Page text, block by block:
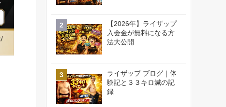
【2026年】ライザップ
入会金が無料になる方
法大公開
ライザップ ブログ｜体
験記と３３キロ減の記
録